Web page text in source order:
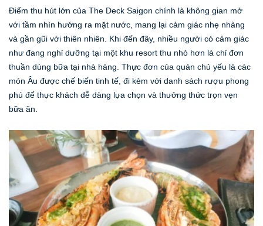
Điểm thu hút lớn của The Deck Saigon chính là không gian mở
với tầm nhìn hướng ra mặt nước, mang lại cảm giác nhẹ nhàng
và gần gũi với thiên nhiên. Khi đến đây, nhiều người có cảm giác
như đang nghỉ dưỡng tại một khu resort thu nhỏ hơn là chỉ đơn
thuần dùng bữa tại nhà hàng. Thực đơn của quán chủ yếu là các
món Âu được chế biến tinh tế, đi kèm với danh sách rượu phong
phú để thực khách dễ dàng lựa chọn và thưởng thức trọn vẹn
bữa ăn.